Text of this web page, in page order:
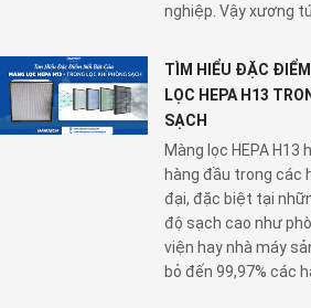
nghiệp. Vậy xương túi
TÌM HIỂU ĐẶC
LỌC HEPA H13
SẠCH
Màng lọc HEPA H13
hàng đầu trong các
đại, đặc biệt tại
độ sạch cao như
viện hay nhà máy
bỏ đến 99,97% các